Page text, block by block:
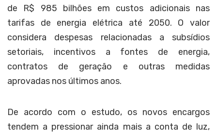
de R$ 985 bilhões em custos adicionais nas
tarifas de energia elétrica até 2050. O valor
considera despesas relacionadas a subsídios
setoriais, incentivos a fontes de energia,
contratos de geração e outras medidas
aprovadas nos últimos anos.
De acordo com o estudo, os novos encargos
tendem a pressionar ainda mais a conta de luz,